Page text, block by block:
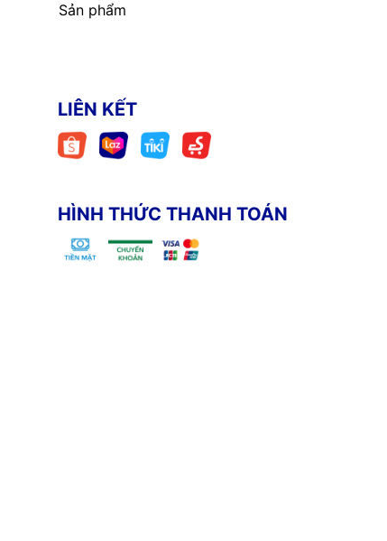
Sản phẩm
LIÊN KẾT
HÌNH THỨC THANH TOÁN